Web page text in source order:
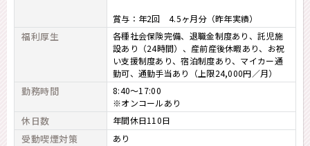
賞与：年2回 4.5ヶ月分（昨年実績）
福利厚生
各種社会保険完備、退職金制度あり、託児施
設あり（24時間）、産前産後休暇あり、お祝
い支援制度あり、宿泊制度あり、マイカー通
勤可、通勤手当あり（上限24,000円／月）
勤務時間
8:40～17:00
※オンコールあり
休日数 年間休日110日
受動喫煙対策 あり